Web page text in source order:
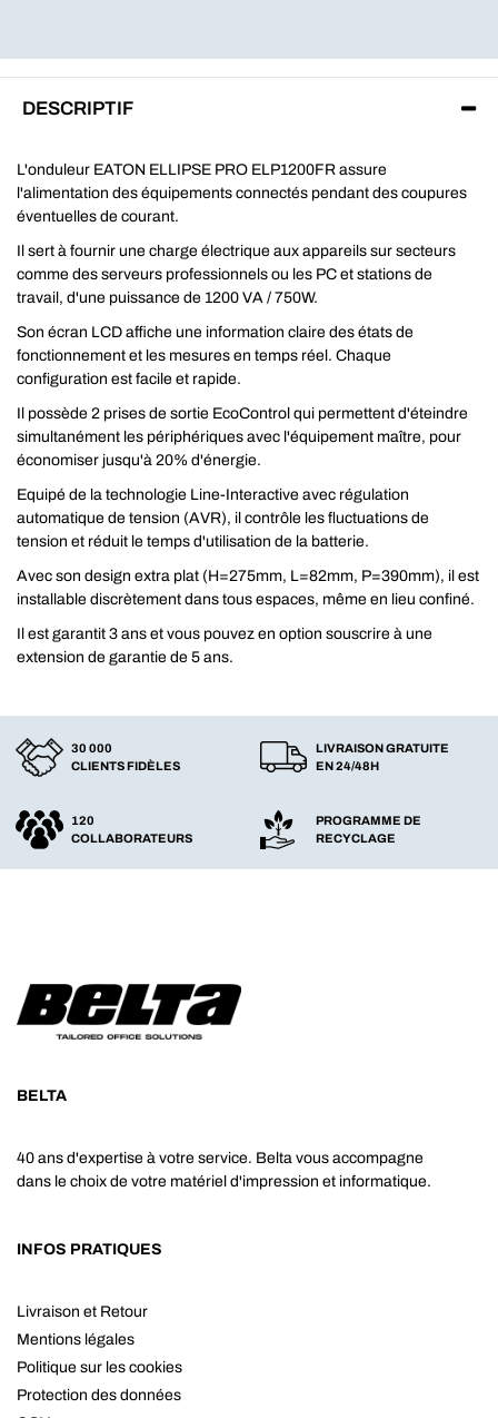
DESCRIPTIF
L'onduleur EATON ELLIPSE PRO ELP1200FR assure
l'alimentation des équipements connectés pendant des coupures
éventuelles de courant.
Il sert à fournir une charge électrique aux appareils sur secteurs
comme des serveurs professionnels ou les PC et stations de
travail, d'une puissance de 1200 VA / 750W.
Son écran LCD affiche une information claire des états de
fonctionnement et les mesures en temps réel. Chaque
configuration est facile et rapide.
Il possède 2 prises de sortie EcoControl qui permettent d'éteindre
simultanément les périphériques avec l'équipement maître, pour
économiser jusqu'à 20% d'énergie.
Equipé de la technologie Line-Interactive avec régulation
automatique de tension (AVR), il contrôle les fluctuations de
tension et réduit le temps d'utilisation de la batterie.
Avec son design extra plat (H=275mm, L=82mm, P=390mm), il est
installable discrètement dans tous espaces, même en lieu confiné.
Il est garantit 3 ans et vous pouvez en option souscrire à une
extension de garantie de 5 ans.
30 000
CLIENTS FIDÈLES
LIVRAISON GRATUITE
EN 24/48H
120
COLLABORATEURS
PROGRAMME DE
RECYCLAGE
BELTA
40 ans d'expertise à votre service. Belta vous accompagne
dans le choix de votre matériel d'impression et informatique.
INFOS PRATIQUES
Livraison et Retour
Mentions légales
Politique sur les cookies
Protection des données